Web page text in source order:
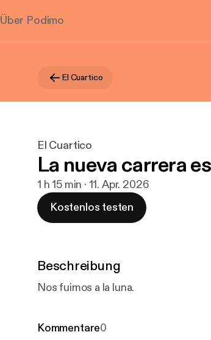
Über Podimo
El Cuartico
El Cuartico
La nueva carrera
1 h 15 min · 11. Apr. 2026
Kostenlos testen
Beschreibung
Nos fuimos a la luna.
Kommentare0